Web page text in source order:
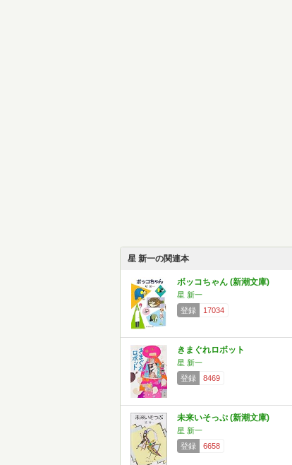
星 新一の関連本
ボッコちゃん (新潮文庫)
星 新一
登録
17034
きまぐれロボット
星 新一
登録
8469
未来いそっぷ (新潮文庫)
星 新一
登録
6658